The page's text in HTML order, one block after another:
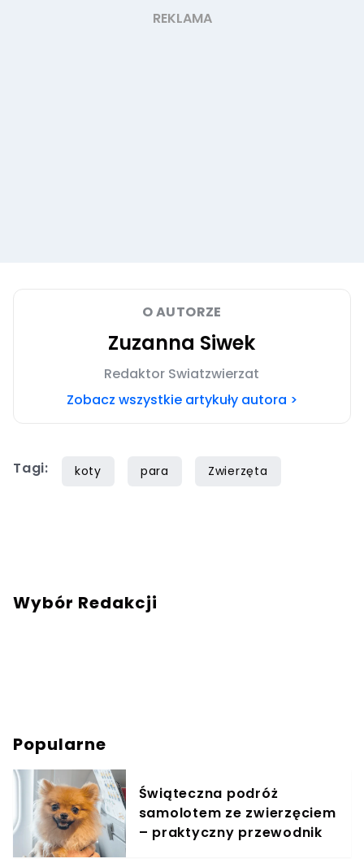
O AUTORZE
Zuzanna Siwek
Redaktor Swiatzwierzat
Zobacz wszystkie artykuły autora >
Tagi: koty para Zwierzęta
Wybór Redakcji
Popularne
Świąteczna podróż
samolotem ze zwierzęciem
– praktyczny przewodnik